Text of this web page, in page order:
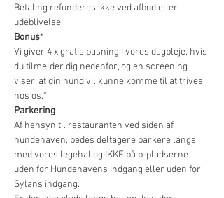
Betaling refunderes ikke ved afbud eller
udeblivelse.
Bonus*
Vi giver 4 x gratis pasning i vores dagpleje, hvis
du tilmelder dig nedenfor, og en screening
viser, at din hund vil kunne komme til at trives
hos os.*
Parkering
Af hensyn til restauranten ved siden af
hundehaven, bedes deltagere parkere langs
med vores legehal og IKKE på p-pladserne
uden for Hundehavens indgang eller uden for
Sylans indgang.